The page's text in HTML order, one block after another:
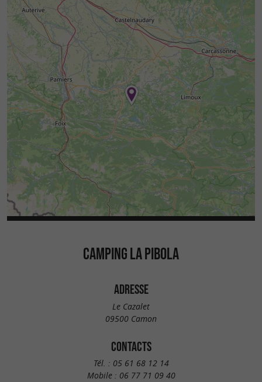
CAMPING LA PIBOLA
ADRESSE
Le Cazalet
09500 Camon
CONTACTS
Tél. : 05 61 68 12 14
Mobile : 06 77 71 09 40